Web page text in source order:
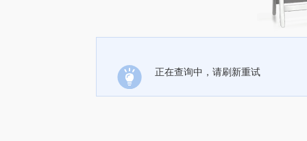
正在查询中，请刷新重试